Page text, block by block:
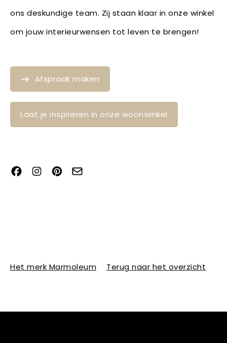
ons deskundige team. Zij staan klaar in onze winkel
om jouw interieurwensen tot leven te brengen!
Afspraak maken
Laat je inspireren in onze woonwinkel
Het merk Marmoleum Terug naar het overzicht